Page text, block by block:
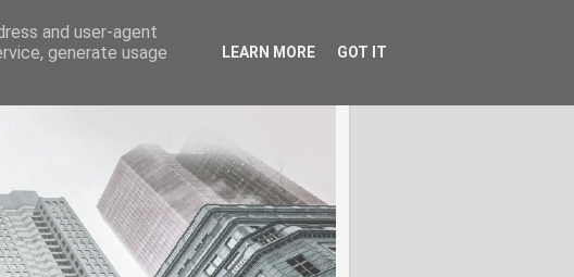
and user-agent
generate usage
LEARN MORE GOT IT